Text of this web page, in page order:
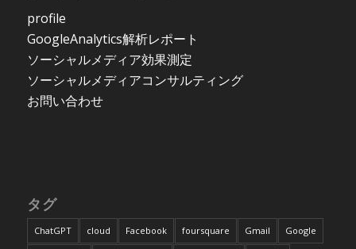
profile
GoogleAnalytics解析レポート
ソーシャルメディア効果測定
ソーシャルメディアコンサルティング
お問い合わせ
タグ
ChatGPT cloud Facebook foursquare Gmail Google